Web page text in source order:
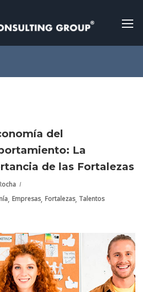
del
La
de las Fortalezas
, Empresas, Fortalezas, Talentos